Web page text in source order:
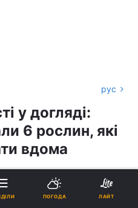
рус
у догляді:
6 рослин, які
вдома
5562 ПОГОДА ЛАЙТ